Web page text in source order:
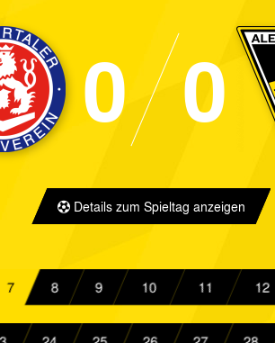
Aachen 1:0
SC Verl 1:1
Aachen
4:0
II 2:1
Bonner SC 1:1
SV Union Rösrath 0:7
0 0
Details zum Spieltag anzeigen
7 8 9 10 11 12